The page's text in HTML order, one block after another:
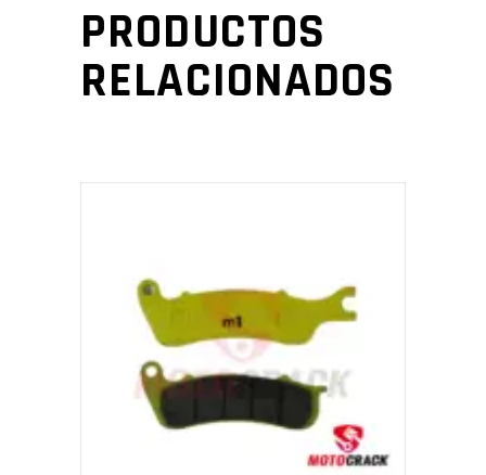
PRODUCTOS
RELACIONADOS
AÑADIR AL CARRITO